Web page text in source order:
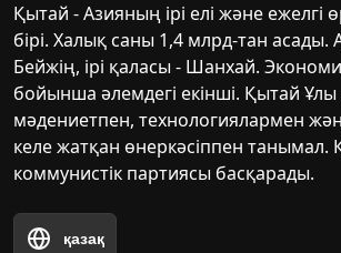
Қытай - Азияның ірі елі және ежелгі
бірі. Халық саны 1,4 млрд-тан асады.
Бейжің, ірі қаласы - Шанхай.
бойынша әлемдегі екінші. Қытай
мәдениетпен, технологиялармен
келе жатқан өнеркәсіппен танымал.
коммунистік партиясы басқарады.
қазақ